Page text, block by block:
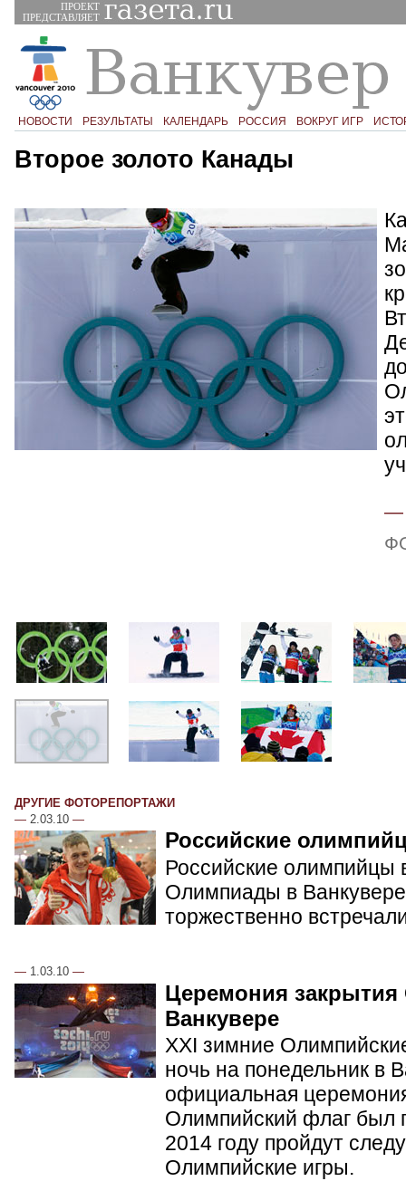
ПРОЕКТ
ПРЕДСТАВЛЯЕТ
НОВОСТИ РЕЗУЛЬТАТЫ КАЛЕНДАРЬ РОССИЯ ВОКРУГ ИГР
Второе золото Канады
ДРУГИЕ ФОТОРЕПОРТАЖИ
— 2.03.10 —
Российские
Российские олимпийцы
Олимпиады в
торжественно
— 1.03.10 —
Церемония
Ванкувере
XXI зимние
ночь на понедельник в
официальная
Олимпийский флаг был
2014 году пройдут
Олимпийские игры.